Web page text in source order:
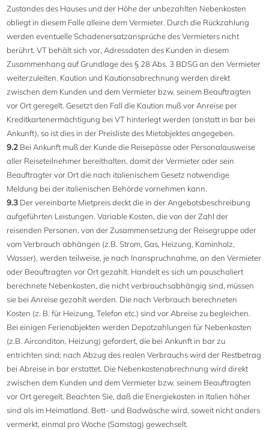
Zustandes des Hauses und der Höhe der unbezahlten Nebenkosten
obliegt in diesem Falle alleine dem Vermieter. Durch die Rückzahlung
werden eventuelle Schadenersatzansprüche des Vermieters nicht
berührt. VT behält sich vor, Adressdaten des Kunden in diesem
Zusammenhang auf Grundlage des § 28 Abs. 3 BDSG an den Vermieter
weiterzuleiten. Kaution und Kautionsabrechnung werden direkt
zwischen dem Kunden und dem Vermieter bzw. seinem Beauftragten
vor Ort geregelt. Gesetzt den Fall die Kaution muß vor Anreise per
Kreditkartenermächtigung bei VT hinterlegt werden (anstatt in bar bei
Ankunft), so ist dies in der Preisliste des Mietobjektes angegeben.
9.2 Bei Ankunft muß der Kunde die Reisepässe oder Personalausweise
aller Reiseteilnehmer bereithalten, damit der Vermieter oder sein
Beauftragter vor Ort die nach italienischem Gesetz notwendige
Meldung bei der italienischen Behörde vornehmen kann.
9.3 Der vereinbarte Mietpreis deckt die in der Angebotsbeschreibung
aufgeführten Leistungen. Variable Kosten, die von der Zahl der
reisenden Personen, von der Zusammensetzung der Reisegruppe oder
vom Verbrauch abhängen (z.B. Strom, Gas, Heizung, Kaminholz,
Wasser), werden teilweise, je nach Inanspruchnahme, an den Vermieter
oder Beauftragten vor Ort gezahlt. Handelt es sich um pauschaliert
berechnete Nebenkosten, die nicht verbrauchsabhängig sind, müssen
sie bei Anreise gezahlt werden. Die nach Verbrauch berechneten
Kosten (z. B. für Heizung, Telefon etc.) sind vor Abreise zu begleichen.
Bei einigen Ferienobjekten werden Depotzahlungen für Nebenkosten
(z.B. Airconditon, Heizung) gefordert, die bei Ankunft in bar zu
entrichten sind; nach Abzug des realen Verbrauchs wird der Restbetrag
bei Abreise in bar erstattet. Die Nebenkostenabrechnung wird direkt
zwischen dem Kunden und dem Vermieter bzw. seinem Beauftragten
vor Ort geregelt. Beachten Sie, daß die Energiekosten in Italien höher
sind als im Heimatland. Bett- und Badwäsche wird, soweit nicht anders
vermerkt, einmal pro Woche (Samstag) gewechselt.